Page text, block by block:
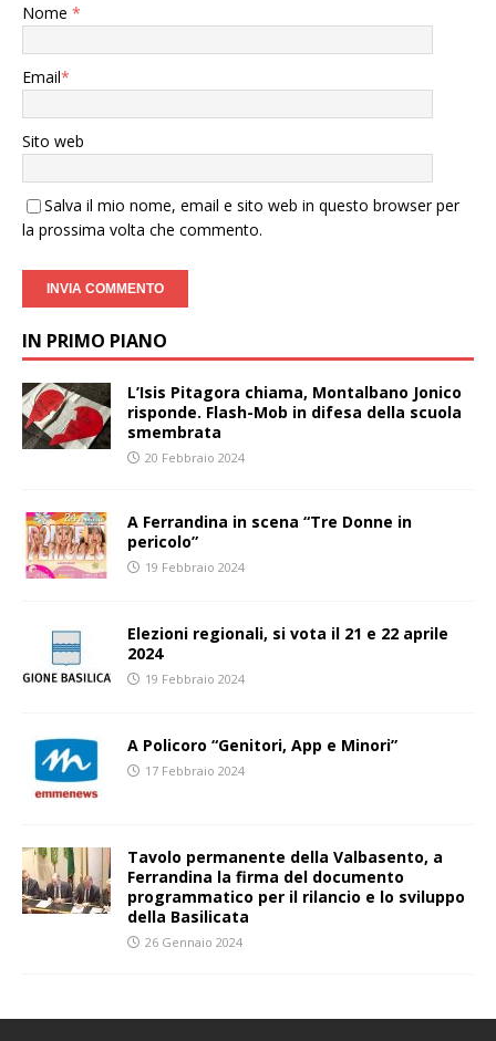
Nome *
Email*
Sito web
Salva il mio nome, email e sito web in questo browser per
la prossima volta che commento.
IN PRIMO PIANO
L’Isis Pitagora chiama, Montalbano Jonico
risponde. Flash-Mob in difesa della scuola
smembrata
20 Febbraio 2024
A Ferrandina in scena “Tre Donne in
pericolo”
19 Febbraio 2024
Elezioni regionali, si vota il 21 e 22 aprile
2024
19 Febbraio 2024
A Policoro “Genitori, App e Minori”
17 Febbraio 2024
Tavolo permanente della Valbasento, a
Ferrandina la firma del documento
programmatico per il rilancio e lo sviluppo
della Basilicata
26 Gennaio 2024